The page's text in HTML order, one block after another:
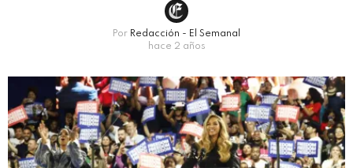
Por Redacción - El Semanal
hace 2 años